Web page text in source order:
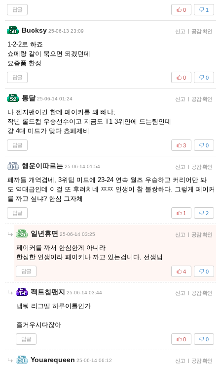
답글 1
0
Bucksy 25-06-13 23:09 신고 | 공감 확인
1-2-2로 하죠
쇼메랑 같이 묶으면 되겠던데
요즘폼 한정
답글 0
0
통달 25-06-14 01:24 신고 | 공감 확인
나 젠지팬이긴 한데 페이커를 왜 빼냐;
작년 롤드컵 우승선수이고 지금도 T1 3위안에 드는팀인데
걍 4대 미드가 맞다 쵸페제비
답글 0
3
행운이따르는 25-06-14 01:54 신고 | 공감 확인
페까들 개역겹네, 3위팀 미드에 23-24 연속 월즈 우승하고 커리어만 봐
도 역대급인데 이걸 또 후려치네 ㅉㅉ 인생이 참 불쌍하다. 그렇게 페이커
를 까고 싶냐? 한심 그자체
답글 2
1
일년휴면 25-06-14 03:25 신고 | 공감 확인
페이커를 까서 한심한게 아니라
한심한 인생이라 페이커나 까고 있는겁니다, 선생님
답글 0
4
팩트침팬지 25-06-14 03:44 신고 | 공감 확인
냅둬 리그딸 하루이틀인가
즐거우시다잖아
답글 0
0
Youarequeen 25-06-14 06:12 신고 | 공감 확인